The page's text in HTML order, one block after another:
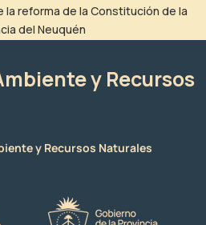
la reforma de la Constitución de la
del Neuquén
y Recursos
y Recursos Naturales